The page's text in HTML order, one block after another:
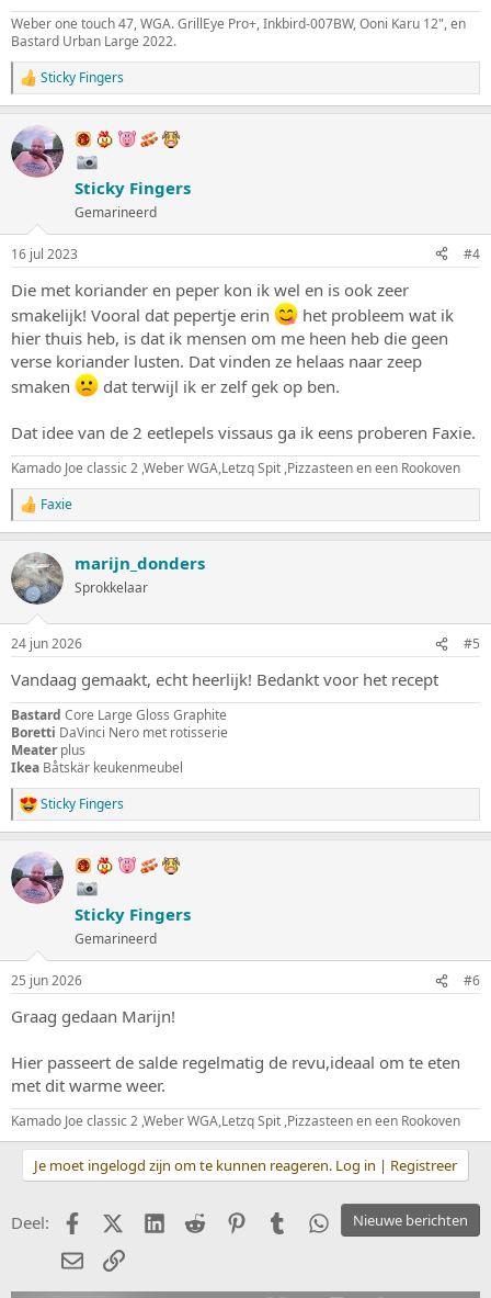
Weber one touch 47, WGA. GrillEye Pro+, Inkbird-007BW, Ooni Karu 12", en
Bastard Urban Large 2022.
W
a
r
d
e
e
:
Sticky Fingers
Sticky Fingers
Gemarineerd
16 jul 2023 #4
Die met koriander en peper kon ik wel en is ook zeer
smakelijk! Vooral dat pepertje erin
het probleem wat ik
hier thuis heb, is dat ik mensen om me heen heb die geen
verse koriander lusten. Dat vinden ze helaas naar zeep
smaken
dat terwijl ik er zelf gek op ben.
Dat idee van de 2 eetlepels vissaus ga ik eens proberen Faxie.
Kamado Joe classic 2 ,Weber WGA,Letzq Spit ,Pizzasteen en een Rookoven
W
a
r
d
e
n
e
n
:
Faxie
marijn_donders
Sprokkelaar
24 jun 2026 #5
Vandaag gemaakt, echt heerlijk! Bedankt voor het recept
Bastard Core Large Gloss Graphite
Boretti DaVinci Nero met rotisserie
Meater plus
Ikea Båtskär keukenmeubel
W
a
r
d
e
e
:
Sticky Fingers
Sticky Fingers
Gemarineerd
25 jun 2026 #6
Graag gedaan Marijn!
Hier passeert de salde regelmatig de revu,ideaal om te eten
met dit warme weer.
Kamado Joe classic 2 ,Weber WGA,Letzq Spit ,Pizzasteen en een Rookoven
Je moet ingelogd zijn om te kunnen reageren. Log in | Registreer
Nieuwe berichten
Deel: FacebookX (Twitter)
LinkedIn
Reddit PinterestTumblrWhatsApp
E-mailkoppeling